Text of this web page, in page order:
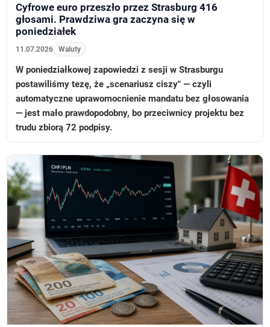
Cyfrowe euro przeszło przez Strasburg 416
głosami. Prawdziwa gra zaczyna się w
poniedziałek
11.07.2026 Waluty
W poniedziałkowej zapowiedzi z sesji w Strasburgu
postawiliśmy tezę, że „scenariusz ciszy" — czyli
automatyczne uprawomocnienie mandatu bez głosowania
— jest mało prawdopodobny, bo przeciwnicy projektu bez
trudu zbiorą 72 podpisy.